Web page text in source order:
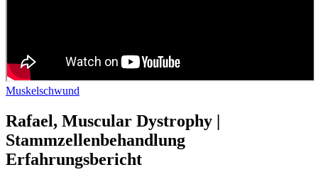
Muskelschwund
Rafael, Muscular Dystrophy |
Stammzellenbehandlung
Erfahrungsbericht